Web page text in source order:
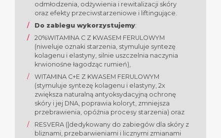
odmłodzenia, odżywienia i rewitalizacji skóry
oraz efekty przeciwstarzeniowe i liftingujące.
Do zabiegu wykorzystujemy:
20%WITAMINA C Z KWASEM FERULOWYM
(niweluje oznaki starzenia, stymuluje syntezę
kolagenu i elastyny, silnie uszczelnia naczynia
krwionośne łagodząc rumień),
WITAMINA C+E Z KWASEM FERULOWYM
(stymuluje syntezę kolagenu i elastyny, 2x
zwiększa naturalną antyoksydacyjną ochronę
skóry i jej DNA, poprawia koloryt, zmniejsza
przebrawienia, opóźnia procesy starzenia) oraz
RESVERA (|dedykowany do zabiegów dla skóry z
bliznami, przebarwieniami i licznymi zmianami